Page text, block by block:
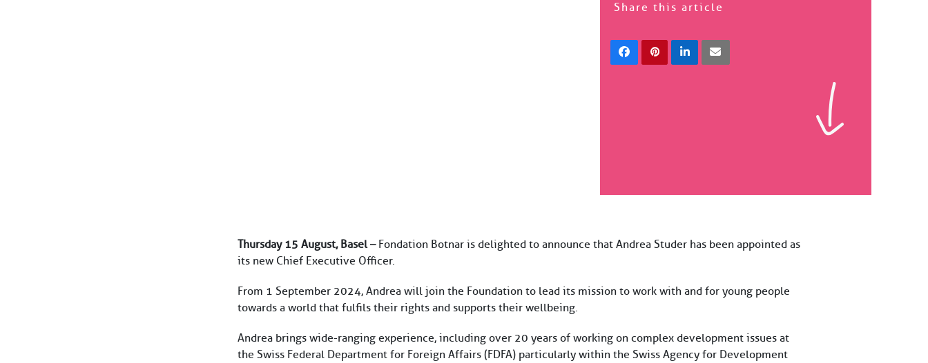
Share this article
Thursday 15 August, Basel –Fondation Botnar is delighted to announce that Andrea Studer has been appointed as
its new Chief Executive Officer.
From 1 September 2024, Andrea will join the Foundation to lead its mission to work with and for young people
towards a world that fulfils their rights and supports their wellbeing.
Andrea brings wide-ranging experience, including over 20 years of working on complex development issues at
the Swiss Federal Department for Foreign Affairs (FDFA) particularly within the Swiss Agency for Development